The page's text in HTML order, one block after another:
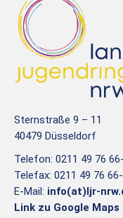
Sternstraße 9 – 11
40479 Düsseldorf
Telefon: 0211 49 76
Telefax: 0211 49 76
E-Mail: info(at)ljr-
Link zu Google Maps